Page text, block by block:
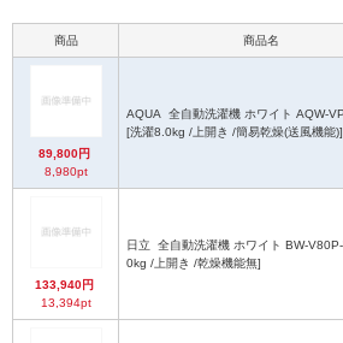
商品 商品名
89,800円
8,980pt
AQUA
[洗濯8.0kg /上開き /簡易乾燥(送風機能)]
133,940円
13,394pt
日立
0kg /上開き /乾燥機能無]